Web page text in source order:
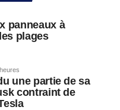
panneaux à
plages
une partie de sa
contraint de